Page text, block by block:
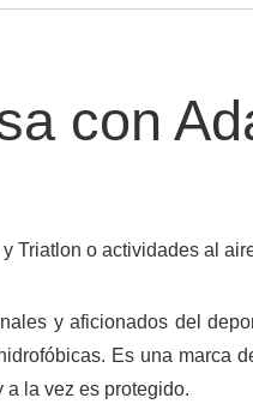
con
Triatlon o actividades al
y aficionados del
Es una marca
a la vez es protegido.